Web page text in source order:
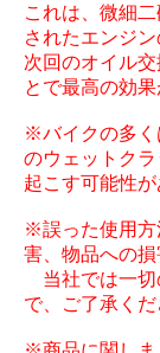
これは、微細
されたエンジ
次回のオイル
とで最高の効果
※バイクの多く
のウェットク
起こす可能性が
※誤った使用方
害、物品への損
当社では一切
で、ご了承くだ